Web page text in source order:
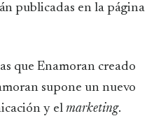
publicadas en la página
que Enamoran creado
supone un nuevo
y el marketing.